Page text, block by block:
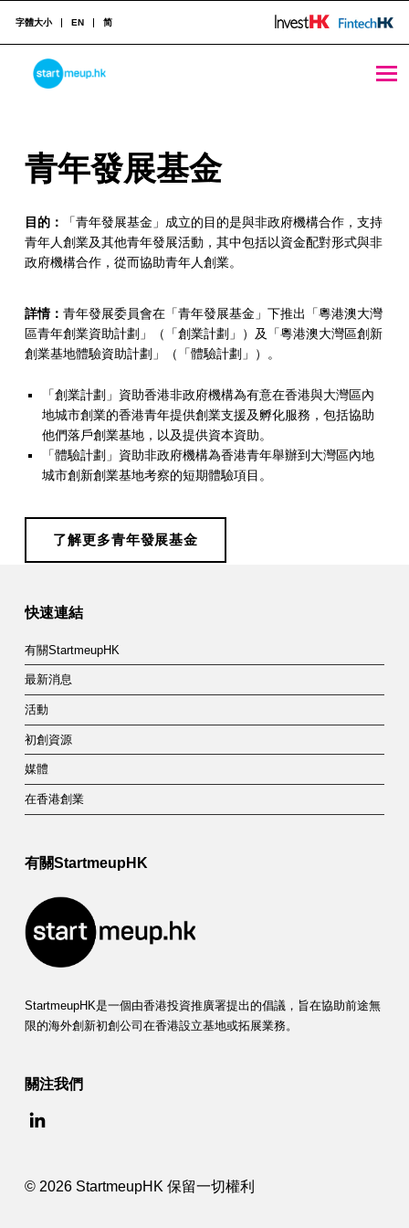
STARTMEUPHK
STARTMEUPHK FESTIVAL IS THE LEADING STARTUP AND INNOVATION CONFERENCE EVENT IN HONG KONG
字體大小 EN 简
青
發
展
基
金
青年發展基金
目的：
「青年發展基金」成立的目的是與非政府機構合作，支持
青年人創業及其他青年發展活動，其中包括以資金配對形式與非
政府機構合作，從而協助青年人創業。
詳情： 青年發展委員會在「青年發展基金」下推出「粵港澳大灣
區青年創業資助計劃」（「創業計劃」）及「粵港澳大灣區創新
創業基地體驗資助計劃」（「體驗計劃」）。
「創業計劃」資助香港非政府機構為有意在香港與大灣區內
地城市創業的香港青年提供創業支援及孵化服務，包括協助
他們落戶創業基地，以及提供資本資助。
「體驗計劃」資助非政府機構為香港青年舉辦到大灣區內地
城市創新創業基地考察的短期體驗項目。
了解更多青年發展基金
Skip back to main navigation
快速連結
有關StartmeupHK
最新消息
活動
初創資源
媒體
在香港創業
有關StartmeupHK
StartmeupHK是一個由香港投資推廣署提出的倡議，旨在協助前途無
限的海外創新初創公司在香港設立基地或拓展業務。
關注我們
© 2026 StartmeupHK 保留一切權利